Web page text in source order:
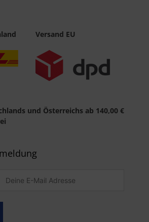
Versand EU
und Österreichs ab 140,00 €